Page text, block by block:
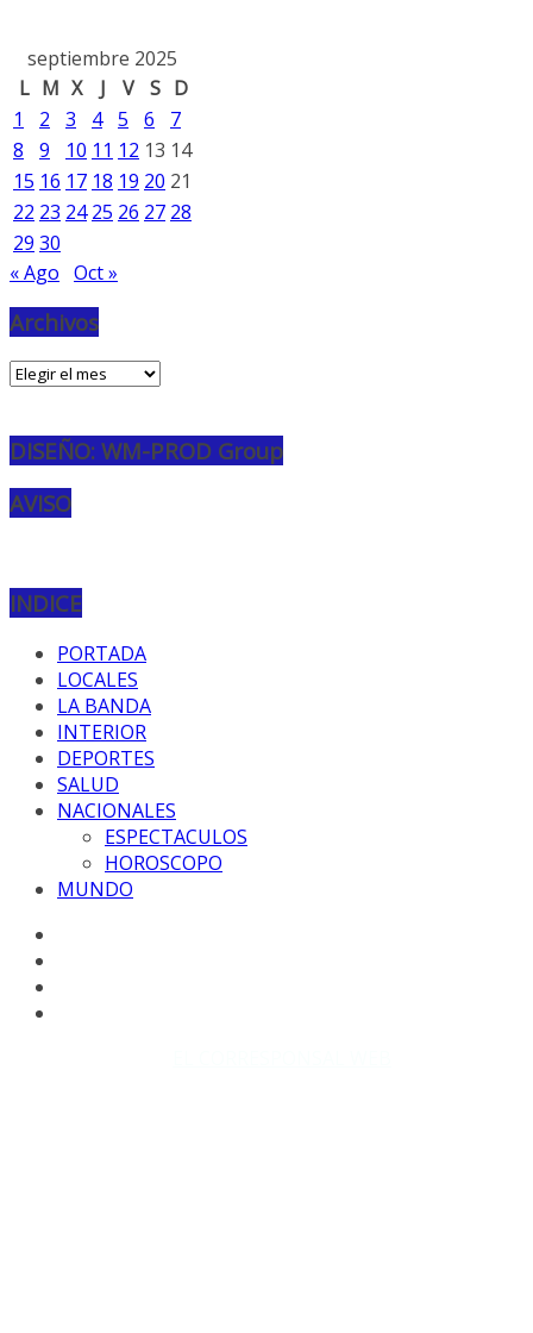
septiembre 2025
L M X J V S D
1
2 3 4 5 6
7
8
9 10 11 12 13 14
15 16 17 18 19 20 21
22 23 24 25 26 27 28
29 30
« Ago Oct »
Archivos
Archivos
DISEÑO: WM-PROD Group
AVISO
INDICE
PORTADA
LOCALES
LA BANDA
INTERIOR
DEPORTES
SALUD
NACIONALES
ESPECTACULOS
HOROSCOPO
MUNDO